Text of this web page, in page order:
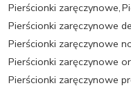
Pierścionki zaręczynowe,
Pierścionki zaręczynowe
Pierścionki zaręczynowe
Pierścionki zaręczynowe
Pierścionki zaręczynowe